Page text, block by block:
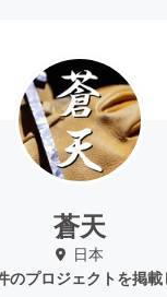
蒼天
日本
のプロジェクトを掲